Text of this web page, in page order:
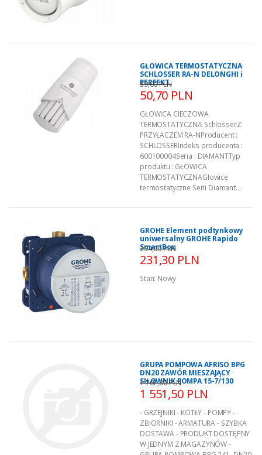
GŁOWICA TERMOSTATYCZNA
SCHLOSSER RA-N DELONGHI i
PERFEKT
50,70 PLN
59,00 PLN
GŁOWICA CIECZOWA
TERMOSTATYCZNA SchlosserZ
PRZYŁACZEM RA-NProducent :
SCHLOSSERIndeks producenta :
600100004Seria : DIAMANTTyp
produktu : GŁOWICA
TERMOSTATYCZNAGłowice
termostatyczne Serii Diamant...
GROHE Element podtynkowy
uniwersalny GROHE Rapido
SmartBox
231,30 PLN
254,60 PLN
Stan: Nowy
GRUPA POMPOWA AFRISO BPG
DN20 ZAWÓR MIESZAJĄCY
SIŁOWNIK POMPA 15-7/130
1 551,50 PLN
1 707,80 PLN
- GRZEJNIKI - KOTŁY - POMPY -
ZBIORNIKI - ARMATURA - SZYBKA
DOSTAWA - PRODUKT DOSTĘPNY
W JEDNYM Z MAGAZYNÓW -